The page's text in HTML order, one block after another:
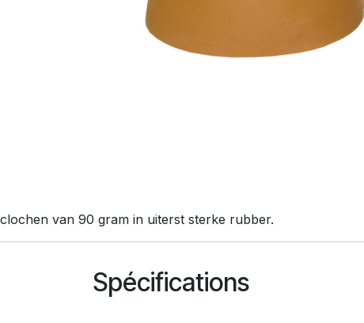
clochen van 90 gram in uiterst sterke rubber.
Spécifications